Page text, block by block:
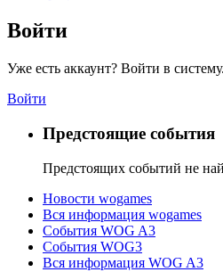
Войти
Уже есть аккаунт? Войти в систему.
Войти
Предстоящие события
Предстоящих событий не
Новости wogames
Вся информация wogames
События WOG A3
События WOG3
Вся информация WOG A3